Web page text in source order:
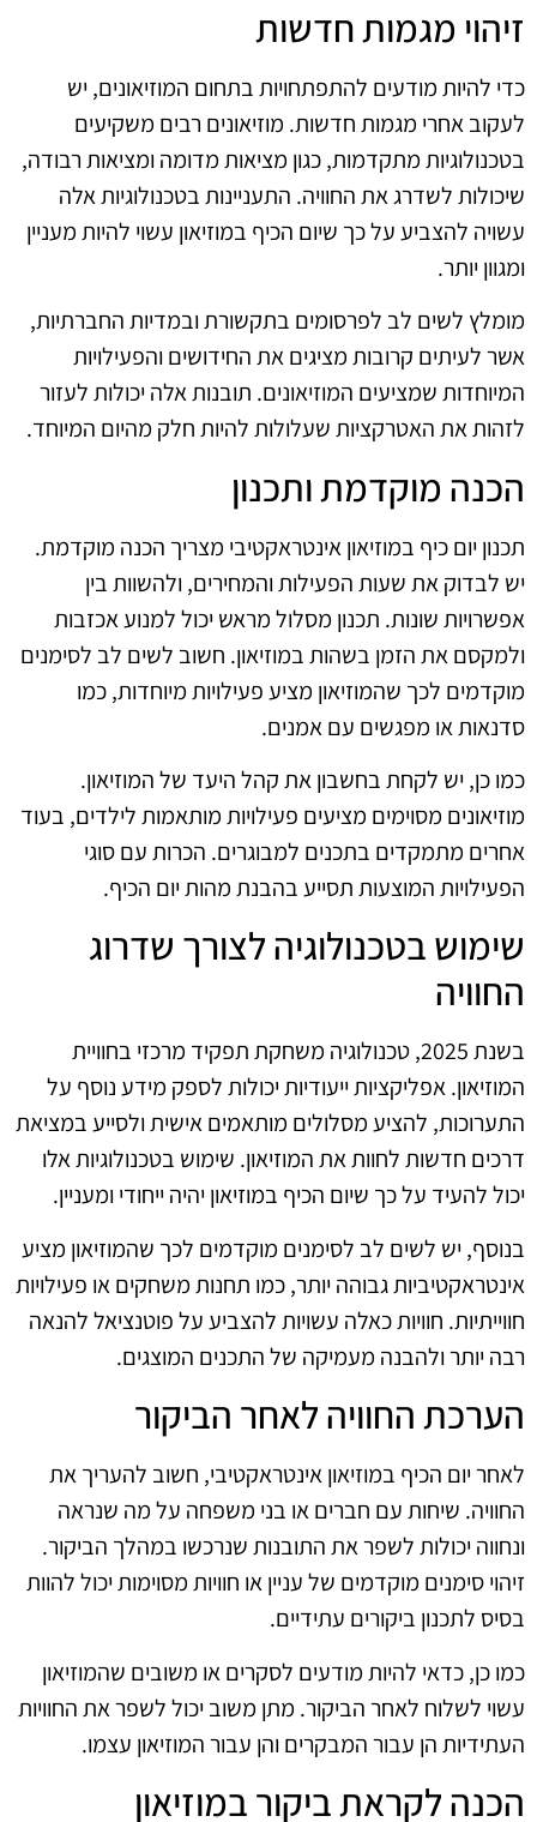
זיהוי מגמות חדשות
כדי להיות מודעים להתפתחויות בתחום המוזיאונים, יש
לעקוב אחרי מגמות חדשות. מוזיאונים רבים משקיעים
בטכנולוגיות מתקדמות, כגון מציאות מדומה ומציאות רבודה,
שיכולות לשדרג את החוויה. התעניינות בטכנולוגיות אלה
עשויה להצביע על כך שיום הכיף במוזיאון עשוי להיות מעניין
ומגוון יותר.
מומלץ לשים לב לפרסומים בתקשורת ובמדיות החברתיות,
אשר לעיתים קרובות מציגים את החידושים והפעילויות
המיוחדות שמציעים המוזיאונים. תובנות אלה יכולות לעזור
לזהות את האטרקציות שעלולות להיות חלק מהיום המיוחד.
הכנה מוקדמת ותכנון
תכנון יום כיף במוזיאון אינטראקטיבי מצריך הכנה מוקדמת.
יש לבדוק את שעות הפעילות והמחירים, ולהשוות בין
אפשרויות שונות. תכנון מסלול מראש יכול למנוע אכזבות
ולמקסם את הזמן בשהות במוזיאון. חשוב לשים לב לסימנים
מוקדמים לכך שהמוזיאון מציע פעילויות מיוחדות, כמו
סדנאות או מפגשים עם אמנים.
כמו כן, יש לקחת בחשבון את קהל היעד של המוזיאון.
מוזיאונים מסוימים מציעים פעילויות מותאמות לילדים, בעוד
אחרים מתמקדים בתכנים למבוגרים. הכרות עם סוגי
הפעילויות המוצעות תסייע בהבנת מהות יום הכיף.
שימוש בטכנולוגיה לצורך שדרוג
החוויה
בשנת 2025, טכנולוגיה משחקת תפקיד מרכזי בחוויית
המוזיאון. אפליקציות ייעודיות יכולות לספק מידע נוסף על
התערוכות, להציע מסלולים מותאמים אישית ולסייע במציאת
דרכים חדשות לחוות את המוזיאון. שימוש בטכנולוגיות אלו
יכול להעיד על כך שיום הכיף במוזיאון יהיה ייחודי ומעניין.
בנוסף, יש לשים לב לסימנים מוקדמים לכך שהמוזיאון מציע
אינטראקטיביות גבוהה יותר, כמו תחנות משחקים או פעילויות
חווייתיות. חוויות כאלה עשויות להצביע על פוטנציאל להנאה
רבה יותר ולהבנה מעמיקה של התכנים המוצגים.
הערכת החוויה לאחר הביקור
לאחר יום הכיף במוזיאון אינטראקטיבי, חשוב להעריך את
החוויה. שיחות עם חברים או בני משפחה על מה שנראה
ונחווה יכולות לשפר את התובנות שנרכשו במהלך הביקור.
זיהוי סימנים מוקדמים של עניין או חוויות מסוימות יכול להוות
בסיס לתכנון ביקורים עתידיים.
כמו כן, כדאי להיות מודעים לסקרים או משובים שהמוזיאון
עשוי לשלוח לאחר הביקור. מתן משוב יכול לשפר את החוויות
העתידיות הן עבור המבקרים והן עבור המוזיאון עצמו.
הכנה לקראת ביקור במוזיאון